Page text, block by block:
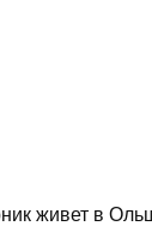
живет в